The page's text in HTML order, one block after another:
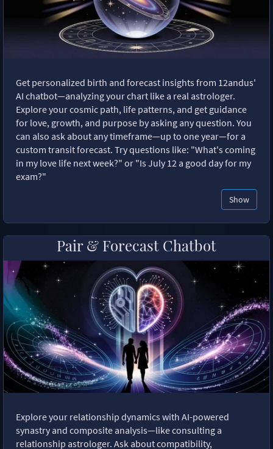
Get personalized birth and forecast insights from 12andus'
AI chatbot—analyzing your chart like a real astrologer.
Explore your cosmic path, life patterns, and get guidance
for love, growth, and purpose by asking any question. You
can also ask about any timeframe—up to one year—for a
custom transit forecast. Try questions like: "What's coming
in my love life next week?" or "Is July 12 a good day for my
exam?"
Show
Pair & Forecast Chatbot
Explore your relationship dynamics with AI-powered
synastry and composite analysis—like consulting a
relationship astrologer. Ask about compatibility,